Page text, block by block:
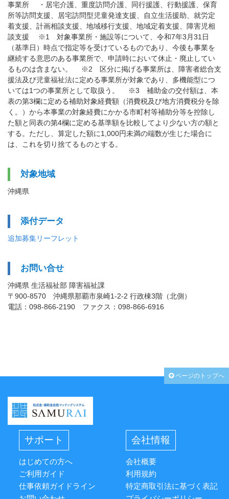
事業所 ・居宅介護、重度訪問介護、同行援護、行動援護、保育
所等訪問支援、居宅訪問型児童発達支援、自立生活援助、就労定
着支援、計画相談支援、地域移行支援、地域定着支援、障害児相
談支援 ※1 対象事業所・施設等について、令和7年3月31日
（基準日）時点で指定等を受けているものであり、今後も事業を
継続する意思のある事業所で、申請時において休止・廃止してい
るものは含まない。 ※2 区分に掲げる事業所は、障害者総合支
援法及び児童福祉法に定める事業所が対象であり、多機能型につ
いては1つの事業所として取扱う。 ※3 補助金の交付額は、本
表の第3欄に定める補助対象経費額（消費税及び地方消費税分を除
く。）から本事業の対象経費にかかる市町村等補助分等を控除し
た額と同表の第4欄に定める基準額を比較してより少ない方の額と
する。ただし、算定した額に1,000円未満の端数が生じた場合に
は、これを切り捨てるものとする。
対象地域
沖縄県
添付データ
追加募集リーフレット
お問い合せ
沖縄県 生活福祉部 障害福祉課
〒900-8570 沖縄県那覇市泉崎1-2-2 行政棟3階（北側）
電話：098-866-2190 ファクス：098-866-6916
ページのトップへ
サポート
はじめての方へ
ご利用ガイド
仕事依頼ガイドライン
会社情報
会社概要
利用規約
特定商取引法に基づく表記